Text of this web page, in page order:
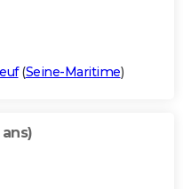
(Seine-Maritime)